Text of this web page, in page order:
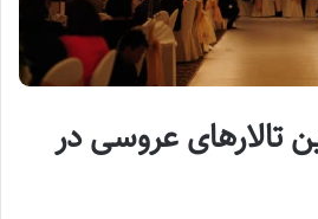
تالارهای عروسی در